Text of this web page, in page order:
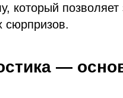
который
сюрпризов.
—